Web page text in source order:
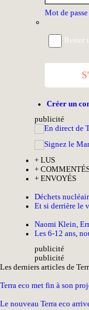
Mot de
Créer un
publicité
+ LUS
+
+ ENVOYÉS
Déchets
Et si derrière le
Naomi Klein,
Les 6-12 ans,
publicité
publicité
Les derniers articles de
Terra eco met fin à son
Le nouveau Terra eco